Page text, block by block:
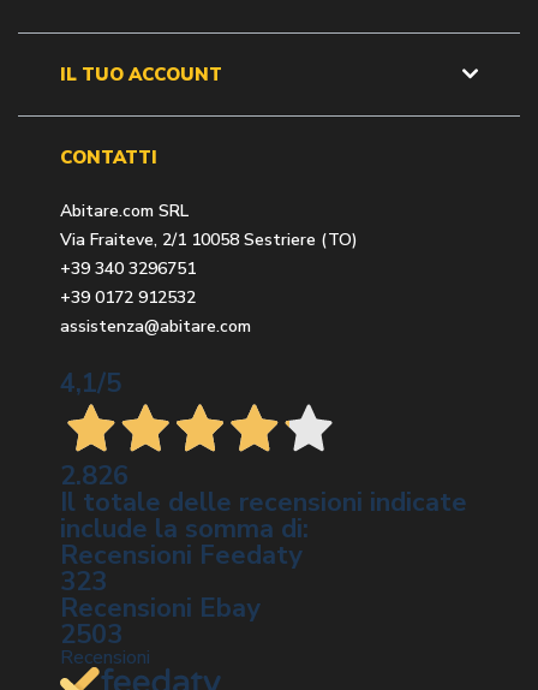
IL TUO ACCOUNT
CONTATTI
Abitare.com SRL
Via Fraiteve, 2/1 10058 Sestriere (TO)
+39 340 3296751
+39 0172 912532
assistenza@abitare.com
4,1/5
2.826
Il totale delle recensioni indicate
include la somma di:
Recensioni Feedaty
323
Recensioni Ebay
2503
Recensioni